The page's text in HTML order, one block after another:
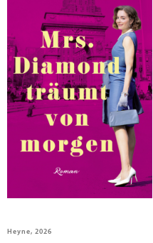
Mrs. Diamond träumt von morgen
Heyne, 2026